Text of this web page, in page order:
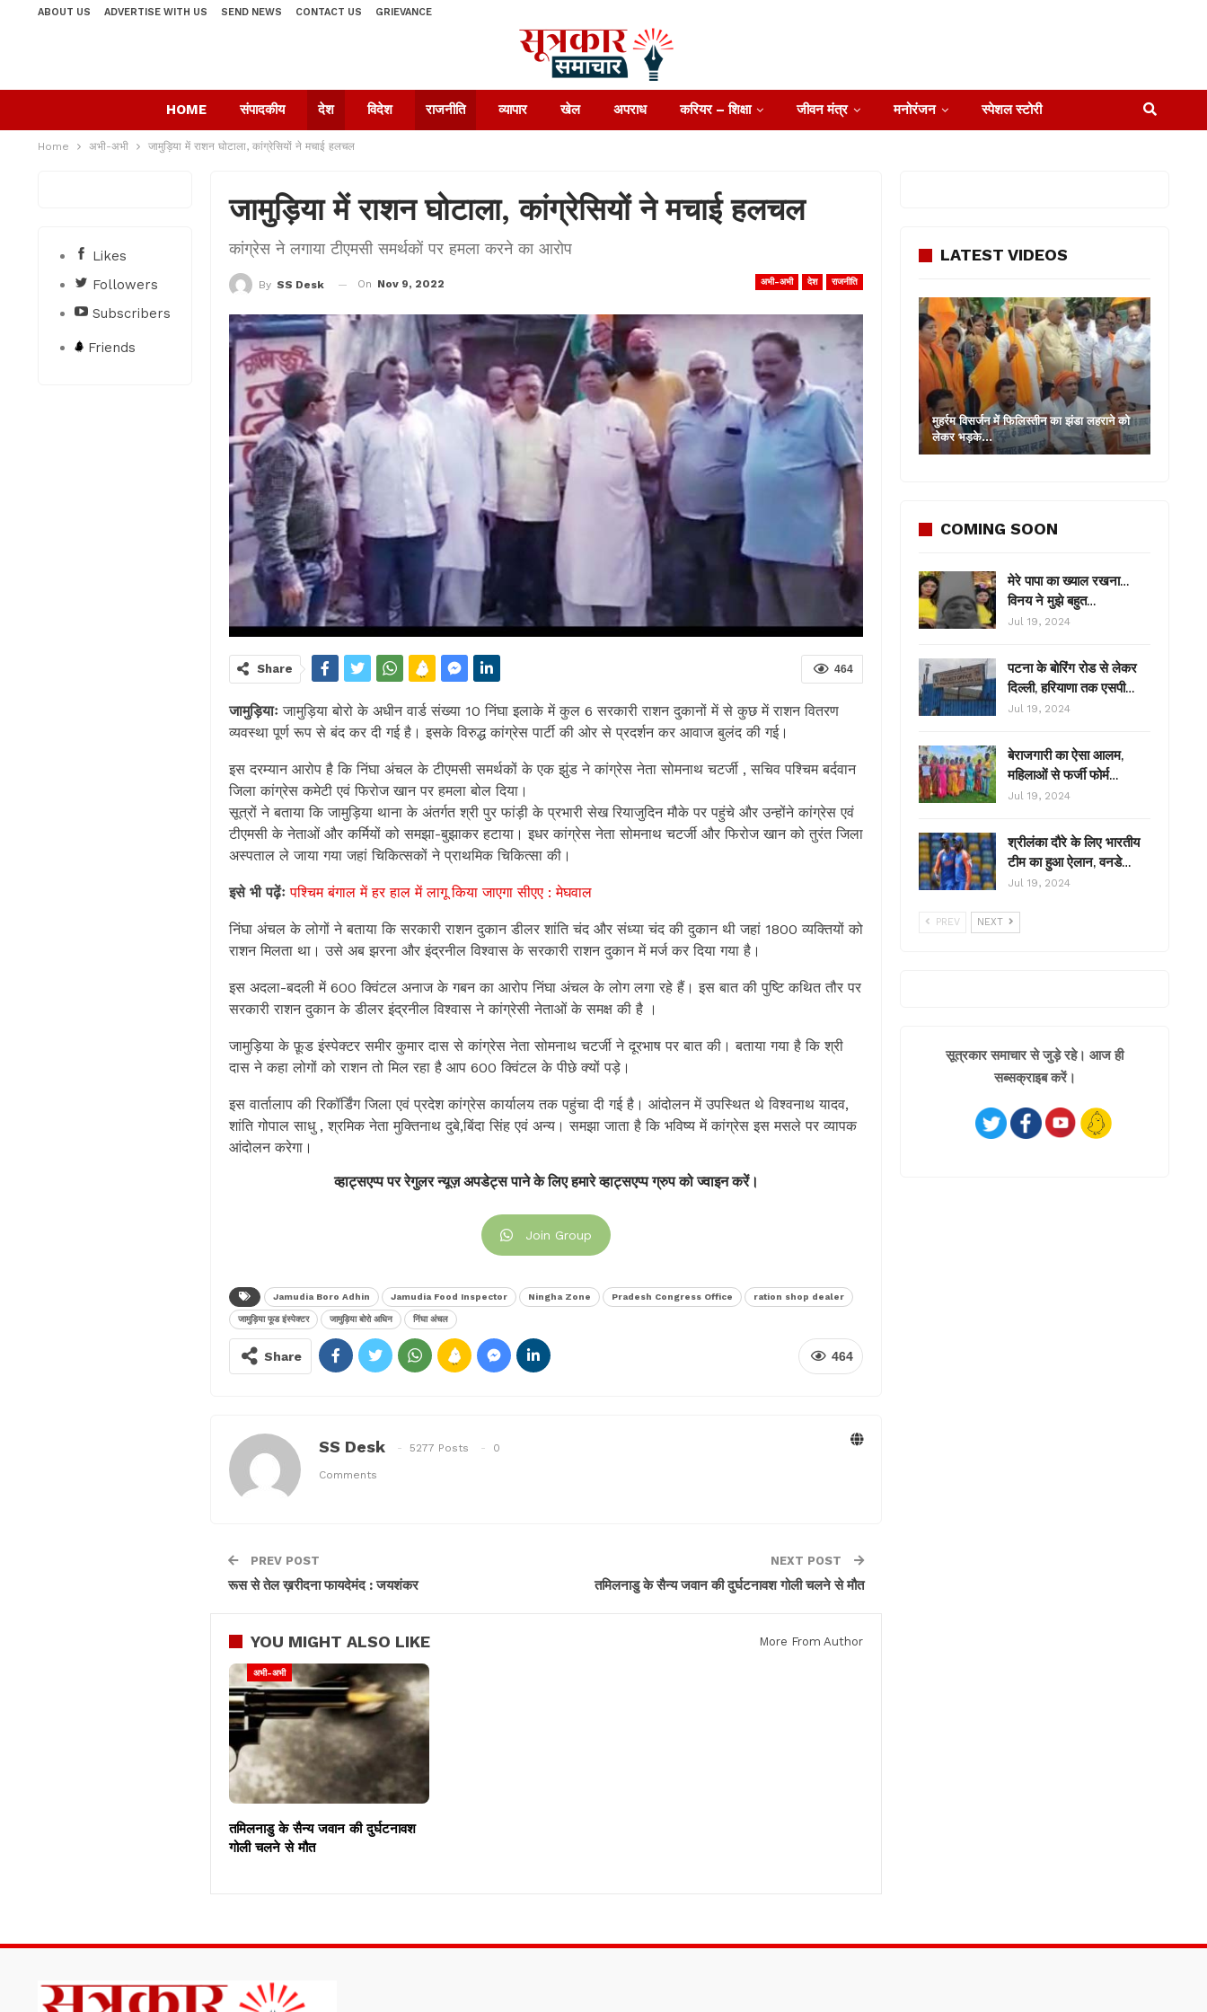
ABOUT US ADVERTISE WITH US SEND NEWS CONTACT US GRIEVANCE
HOME संपादकीय देश विदेश राजनीति व्यापार खेल अपराध करियर – शिक्षा जीवन मंत्र मनोरंजन स्पेशल स्टोरी
Home अभी-अभी जामुड़िया में राशन घोटाला, कांग्रेसियों ने मचाई हलचल
जामुड़िया में राशन घोटाला, कांग्रेसियों ने मचाई हलचल
कांग्रेस ने लगाया टीएमसी समर्थकों पर हमला करने का आरोप
अभी-अभी देश राजनीति
By SS Desk On Nov 9, 2022
464
Share
जामुड़ियाः जामुड़िया बोरो के अधीन वार्ड संख्या 10 निंघा इलाके में कुल 6 सरकारी राशन दुकानों में से कुछ में राशन वितरण
व्यवस्था पूर्ण रूप से बंद कर दी गई है। इसके विरुद्ध कांग्रेस पार्टी की ओर से प्रदर्शन कर आवाज बुलंद की गई।
इस दरम्यान आरोप है कि निंघा अंचल के टीएमसी समर्थकों के एक झुंड ने कांग्रेस नेता सोमनाथ चटर्जी , सचिव पश्चिम बर्दवान
जिला कांग्रेस कमेटी एवं फिरोज खान पर हमला बोल दिया।
सूत्रों ने बताया कि जामुड़िया थाना के अंतर्गत श्री पुर फांड़ी के प्रभारी सेख रियाजुदिन मौके पर पहुंचे और उन्होंने कांग्रेस एवं
टीएमसी के नेताओं और कर्मियों को समझा-बुझाकर हटाया। इधर कांग्रेस नेता सोमनाथ चटर्जी और फिरोज खान को तुरंत जिला
अस्पताल ले जाया गया जहां चिकित्सकों ने प्राथमिक चिकित्सा की।
इसे भी पढ़ेंःपश्चिम बंगाल में हर हाल में लागू किया जाएगा सीएए : मेघवाल
निंघा अंचल के लोगों ने बताया कि सरकारी राशन दुकान डीलर शांति चंद और संध्या चंद की दुकान थी जहां 1800 व्यक्तियों को
राशन मिलता था। उसे अब झरना और इंद्रनील विश्वास के सरकारी राशन दुकान में मर्ज कर दिया गया है।
इस अदला-बदली में 600 क्विंटल अनाज के गबन का आरोप निंघा अंचल के लोग लगा रहे हैं। इस बात की पुष्टि कथित तौर पर
सरकारी राशन दुकान के डीलर इंद्रनील विश्वास ने कांग्रेसी नेताओं के समक्ष की है ।
जामुड़िया के फ़ूड इंस्पेक्टर समीर कुमार दास से कांग्रेस नेता सोमनाथ चटर्जी ने दूरभाष पर बात की। बताया गया है कि श्री
दास ने कहा लोगों को राशन तो मिल रहा है आप 600 क्विंटल के पीछे क्यों पड़े।
इस वार्तालाप की रिकॉर्डिंग जिला एवं प्रदेश कांग्रेस कार्यालय तक पहुंचा दी गई है। आंदोलन में उपस्थित थे विश्वनाथ यादव,
शांति गोपाल साधु , श्रमिक नेता मुक्तिनाथ दुबे,बिंदा सिंह एवं अन्य। समझा जाता है कि भविष्य में कांग्रेस इस मसले पर व्यापक
आंदोलन करेगा।
व्हाट्सएप्प पर रेगुलर न्यूज़ अपडेट्स पाने के लिए हमारे व्हाट्सएप्प ग्रुप को ज्वाइन करें।
Join Group
Jamudia Boro Adhin Jamudia Food Inspector Ningha Zone Pradesh Congress Office ration shop dealer
जामुड़िया फूड इंस्पेक्टर जामुड़िया बोरो अधिन निंघा अंचल
464
Share
SS Desk 5277 Posts 0
Comments
PREV POST
रूस से तेल ख़रीदना फायदेमंद : जयशंकर
NEXT POST
तमिलनाडु के सैन्य जवान की दुर्घटनावश गोली चलने से मौत
YOU MIGHT ALSO LIKE More From Author
अभी-अभी
तमिलनाडु के सैन्य जवान की दुर्घटनावश
गोली चलने से मौत
LATEST VIDEOS
मुहर्रम विसर्जन में फिलिस्तीन का झंडा लहराने को
लेकर भड़के…
COMING SOON
मेरे पापा का ख्याल रखना…
विनय ने मुझे बहुत…
Jul 19, 2024
पटना के बोरिंग रोड से लेकर
दिल्ली, हरियाणा तक एसपी…
Jul 19, 2024
बेराजगारी का ऐसा आलम,
महिलाओं से फर्जी फोर्म…
Jul 19, 2024
श्रीलंका दौरे के लिए भारतीय
टीम का हुआ ऐलान, वनडे…
Jul 19, 2024
PREV NEXT
सूत्रकार समाचार से जुड़े रहे। आज ही
सब्सक्राइब करें।
Likes
Followers
Subscribers
Friends